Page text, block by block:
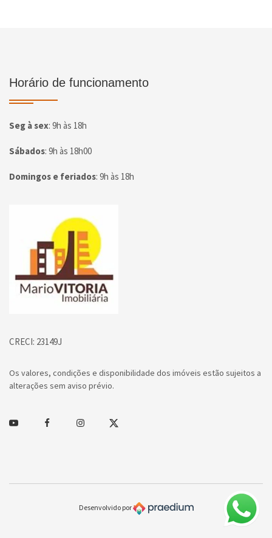
Horário de funcionamento
Seg à sex: 9h às 18h
Sábados: 9h às 18h00
Domingos e feriados: 9h às 18h
Página inicial
CRECI: 23149J
Os valores, condições e disponibilidade dos imóveis estão sujeitos a
alterações sem aviso prévio.
Youtube FacebookInstagramTwitter
Desenvolvido por